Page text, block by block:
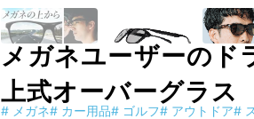
メガネユーザーのド
上式オーバーグラス
# メガネ# カー用品# ゴルフ# アウトドア#